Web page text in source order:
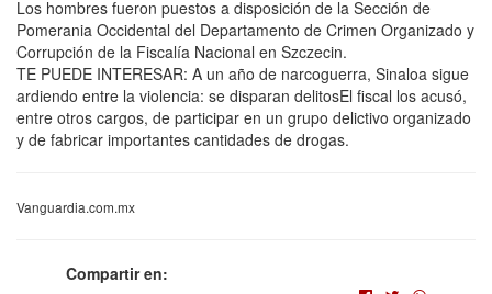
Los hombres fueron puestos a disposición de la Sección de
Pomerania Occidental del Departamento de Crimen Organizado y
Corrupción de la Fiscalía Nacional en Szczecin.
TE PUEDE INTERESAR: A un año de narcoguerra, Sinaloa sigue
ardiendo entre la violencia: se disparan delitosEl fiscal los acusó,
entre otros cargos, de participar en un grupo delictivo organizado
y de fabricar importantes cantidades de drogas.
Vanguardia.com.mx
Compartir en: